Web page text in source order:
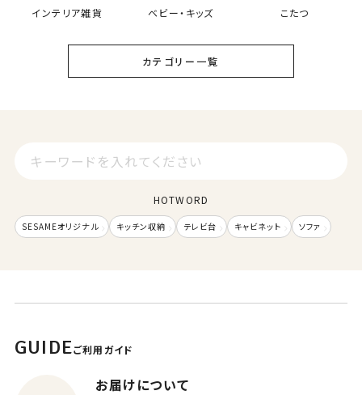
インテリア雑貨 ベビー・キッズ こたつ
カテゴリー一覧
HOTWORD
SESAMEオリジナル キッチン収納 テレビ台 キャビネット ソファ
GUIDEご利用ガイド
お届けについて